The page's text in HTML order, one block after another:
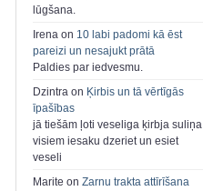
lūgšana.
Irena on 10 labi padomi kā ēst
pareizi un nesajukt prātā
Paldies par iedvesmu.
Dzintra on Ķirbis un tā vērtīgās
īpašības
jā tiešām ļoti veseliga ķirbja suliņa
visiem iesaku dzeriet un esiet
veseli
Marite on Zarnu trakta attīrīšana